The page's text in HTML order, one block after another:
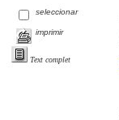
seleccionar
imprimir
Text complet